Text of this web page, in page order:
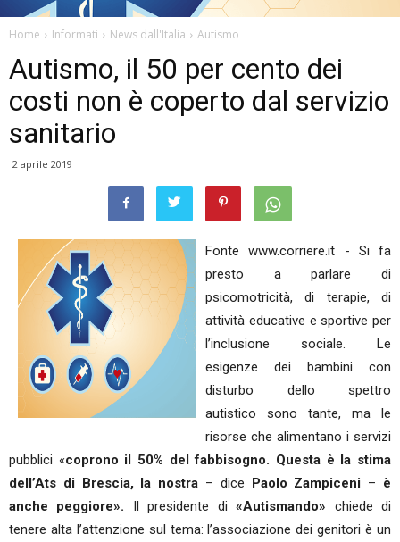
Home Informati News dall'Italia Autismo
Autismo, il 50 per cento dei
costi non è coperto dal servizio
sanitario
2 aprile 2019
Fonte www.corriere.it - Si fa
presto a parlare di
psicomotricità, di terapie, di
attività educative e sportive per
l’inclusione sociale. Le
esigenze dei bambini con
disturbo dello spettro
autistico sono tante, ma le
risorse che alimentano i servizi
pubblici «coprono il 50% del fabbisogno. Questa è la stima
dell’Ats di Brescia, la nostra – dice Paolo Zampiceni – è
anche peggiore». Il presidente di«Autismando» chiede di
tenere alta l’attenzione sul tema: l’associazione dei genitori è un